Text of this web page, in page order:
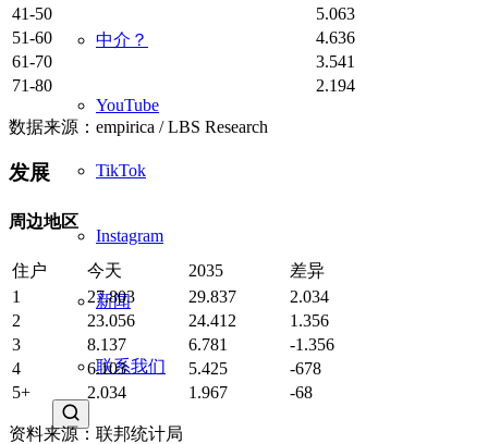
中介？
YouTube
TikTok
Instagram
新闻
联系我们
41-50
5.063
51-60
4.636
61-70
3.541
71-80
2.194
数据来源：empirica / LBS Research
发展
周边地区
住户 今天 2035
差异
1
27.803 29.837
2.034
2
23.056 24.412
1.356
3
8.137 6.781
-1.356
4
6.103 5.425
-678
5+
2.034 1.967 -68
资料来源：联邦统计局